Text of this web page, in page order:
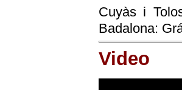
Cuyàs i
Badalona:
Video